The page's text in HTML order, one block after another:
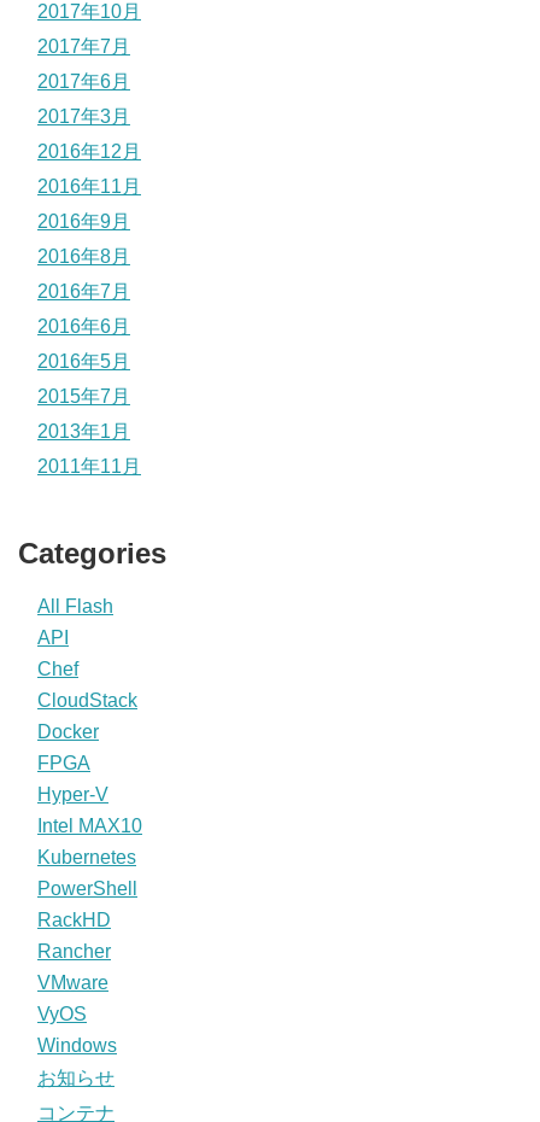
2017年10月
2017年7月
2017年6月
2017年3月
2016年12月
2016年11月
2016年9月
2016年8月
2016年7月
2016年6月
2016年5月
2015年7月
2013年1月
2011年11月
Categories
All Flash
API
Chef
CloudStack
Docker
FPGA
Hyper-V
Intel MAX10
Kubernetes
PowerShell
RackHD
Rancher
VMware
VyOS
Windows
お知らせ
コンテナ